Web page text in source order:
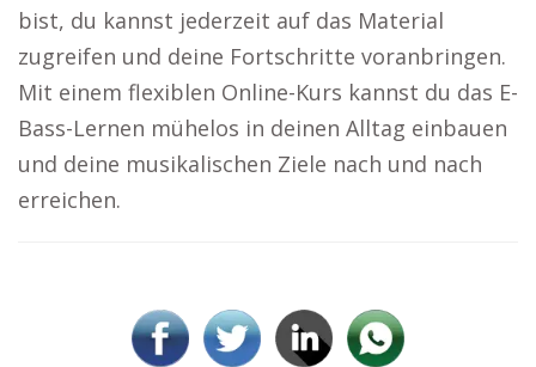
bist, du kannst jederzeit auf das Material
zugreifen und deine Fortschritte voranbringen.
Mit einem flexiblen Online-Kurs kannst du das E-
Bass-Lernen mühelos in deinen Alltag einbauen
und deine musikalischen Ziele nach und nach
erreichen.